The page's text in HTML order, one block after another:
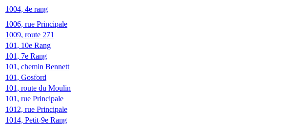
1004, 4e rang
1006, rue Principale
1009, route 271
101, 10e Rang
101, 7e Rang
101, chemin Bennett
101, Gosford
101, route du Moulin
101, rue Principale
1012, rue Principale
1014, Petit-9e Rang